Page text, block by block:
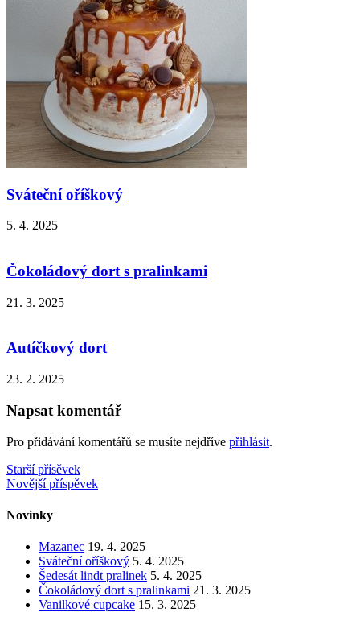
Sváteční oříškový
5. 4. 2025
Čokoládový dort s pralinkami
21. 3. 2025
Autíčkový dort
23. 2. 2025
Napsat komentář
Pro přidávání komentářů se musíte nejdříve přihlásit.
Navigace
pro
příspěvek
Starší přísěvek
Novější příspěvek
Novinky
Mazanec 19. 4. 2025
Sváteční oříškový 5. 4. 2025
Šedesát lindt pralinek 5. 4. 2025
Čokoládový dort s pralinkami 21. 3. 2025
Vanilkové cupcake 15. 3. 2025